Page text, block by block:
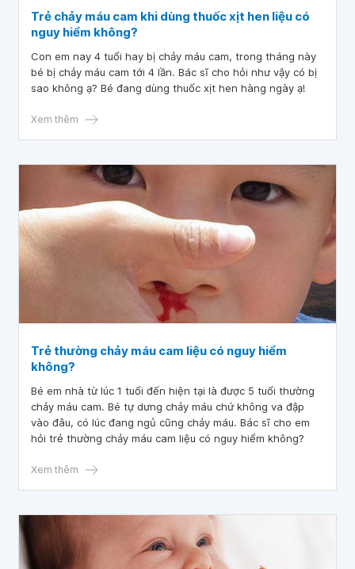
Trẻ chảy máu cam khi dùng thuốc xịt hen liệu có
nguy hiểm không?
Con em nay 4 tuổi hay bị chảy máu cam, trong tháng này
bé bị chảy máu cam tới 4 lần. Bác sĩ cho hỏi như vậy có bị
sao không ạ? Bé đang dùng thuốc xịt hen hàng ngày ạ!
Xem thêm
Trẻ thường chảy máu cam liệu có nguy hiểm
không?
Bé em nhà từ lúc 1 tuổi đến hiện tại là được 5 tuổi thường
chảy máu cam. Bé tự dưng chảy máu chứ không va đập
vào đâu, có lúc đang ngủ cũng chảy máu. Bác sĩ cho em
hỏi trẻ thường chảy máu cam liệu có nguy hiểm không?
Xem thêm